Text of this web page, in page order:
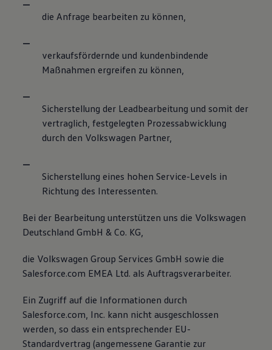
die Anfrage bearbeiten zu können,
verkaufsfördernde und kundenbindende
Maßnahmen ergreifen zu können,
Sicherstellung der Leadbearbeitung und somit der
vertraglich, festgelegten Prozessabwicklung
durch den Volkswagen Partner,
Sicherstellung eines hohen Service-Levels in
Richtung des Interessenten.
Bei der Bearbeitung unterstützen uns die Volkswagen
Deutschland GmbH & Co. KG,
die Volkswagen Group Services GmbH sowie die
Salesforce.com EMEA Ltd. als Auftragsverarbeiter.
Ein Zugriff auf die Informationen durch
Salesforce.com, Inc. kann nicht ausgeschlossen
werden, so dass ein entsprechender EU-
Standardvertrag (angemessene Garantie zur